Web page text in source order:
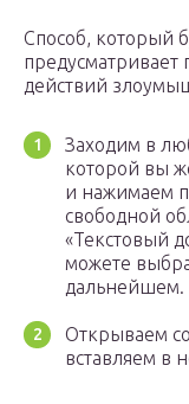
Способ, который
действий
Заходим в
которой вы
и нажимаем
свободной
«Текстовый
можете
дальнейшем.
Открываем
вставляем в